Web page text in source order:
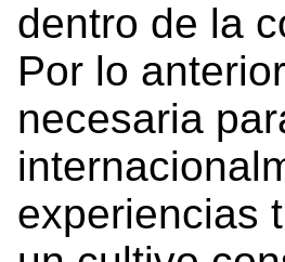
dentro de la
Por lo
necesaria
experiencias